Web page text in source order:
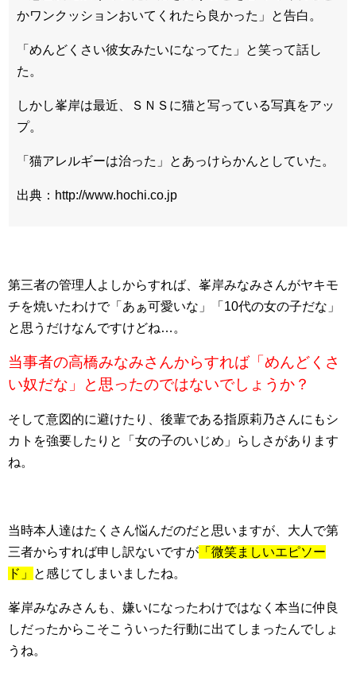
かワンクッションおいてくれたら良かった」と告白。
「めんどくさい彼女みたいになってた」と笑って話し
た。
しかし峯岸は最近、ＳＮＳに猫と写っている写真をアッ
プ。
「猫アレルギーは治った」とあっけらかんとしていた。
出典：http://www.hochi.co.jp
第三者の管理人よしからすれば、峯岸みなみさんがヤキモ
チを焼いたわけで「あぁ可愛いな」「10代の女の子だな」
と思うだけなんですけどね…。
当事者の高橋みなみさんからすれば「めんどくさ
い奴だな」と思ったのではないでしょうか？
そして意図的に避けたり、後輩である指原莉乃さんにもシ
カトを強要したりと「女の子のいじめ」らしさがあります
ね。
当時本人達はたくさん悩んだのだと思いますが、大人で第
三者からすれば申し訳ないですが 「微笑ましいエピソー
ド」
と感じてしまいましたね。
峯岸みなみさんも、嫌いになったわけではなく本当に仲良
しだったからこそこういった行動に出てしまったんでしょ
うね。